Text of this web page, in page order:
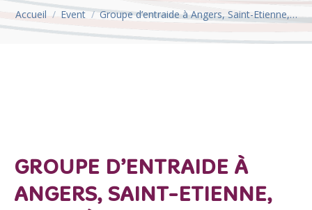
Vous êtes ici :
Accueil Event Groupe d’entraide à Angers, Saint-Etienne,…
GROUPE D’ENTRAIDE À
ANGERS, SAINT-ETIENNE,